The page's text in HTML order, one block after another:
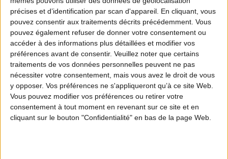
précises et d’identification par scan d'appareil. En cliquant, vous
pouvez consentir aux traitements décrits précédemment. Vous
pouvez également refuser de donner votre consentement ou
accéder à des informations plus détaillées et modifier vos
préférences avant de consentir. Veuillez noter que certains
traitements de vos données personnelles peuvent ne pas
nécessiter votre consentement, mais vous avez le droit de vous
y opposer. Vos préférences ne s'appliqueront qu’à ce site Web.
Vous pouvez modifier vos préférences ou retirer votre
consentement à tout moment en revenant sur ce site et en
cliquant sur le bouton "Confidentialité" en bas de la page Web.
le moment du choix : se lever, sortir de sa routine,
s’échapper de son quotidien … et aller chasser.
Chacun de ces 3 films s’adresse à une cible
spécifique: les jeunes hommes, les femmes et les
quarantenaires afin de refléter la diversité sociétale
de la communauté des chasseurs et de montrer
que la chasse peut trouver un écho auprès de